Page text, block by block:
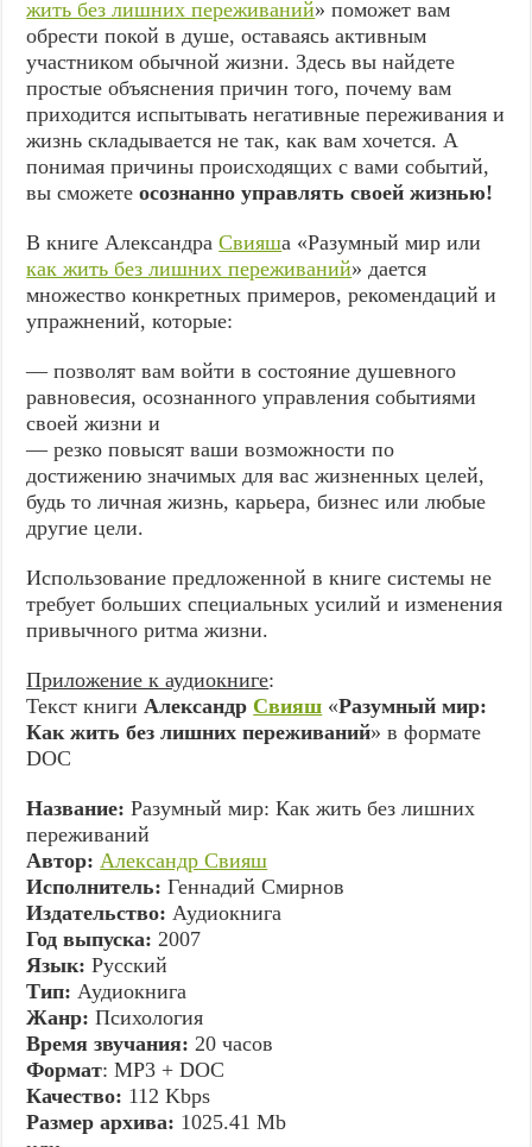
жить без лишних переживаний» поможет вам
обрести покой в душе, оставаясь активным
участником обычной жизни. Здесь вы найдете
простые объяснения причин того, почему вам
приходится испытывать негативные переживания и
жизнь складывается не так, как вам хочется. А
понимая причины происходящих с вами событий,
вы сможетеосознанно управлять своей жизнью!
В книге АлександраСвияша «Разумный мир или
как жить без лишних переживаний» дается
множество конкретных примеров, рекомендаций и
упражнений, которые:
— позволят вам войти в состояние душевного
равновесия, осознанного управления событиями
своей жизни и
— резко повысят ваши возможности по
достижению значимых для вас жизненных целей,
будь то личная жизнь, карьера, бизнес или любые
другие цели.
Использование предложенной в книге системы не
требует больших специальных усилий и изменения
привычного ритма жизни.
Приложение к аудиокниге:
Текст книгиАлександр Свияш «Разумный мир:
Как жить без лишних переживаний» в формате
DOC
Название: Разумный мир: Как жить без лишних
переживаний
Автор: Александр Свияш
Исполнитель: Геннадий Смирнов
Издательство: Аудиокнига
Год выпуска:2007
Язык:Русский
Тип:Аудиокнига
Жанр:Психология
Время звучания:20 часов
Формат: MP3 + DOC
Качество: 112 Kbps
Размер архива: 1025.41 Mb